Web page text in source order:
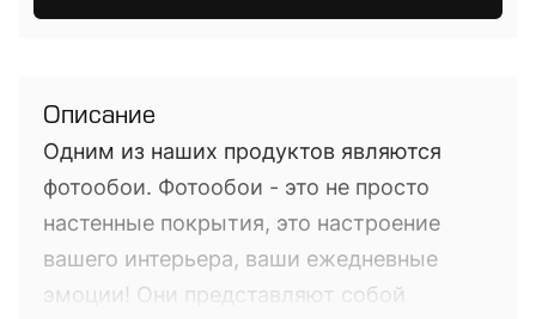
Описание
Одним из наших продуктов являются
фотообои. Фотообои - это не просто
настенные покрытия, это настроение
вашего интерьера, ваши ежедневные
эмоции! Они представляют собой